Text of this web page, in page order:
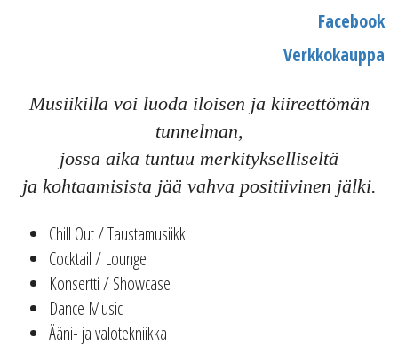
Facebook
Verkkokauppa
Musiikilla voi luoda iloisen ja kiireettömän
tunnelman,
jossa aika tuntuu merkitykselliseltä
ja kohtaamisista jää vahva positiivinen jälki.
Chill Out / Taustamusiikki
Cocktail / Lounge
Konsertti / Showcase
Dance Music
Ääni- ja valotekniikka